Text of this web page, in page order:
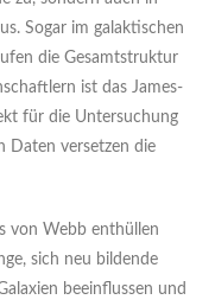
Sogar im galaktischen
die Gesamtstruktur
ist das James-
für die Untersuchung
Daten versetzen die
von Webb enthüllen
sich neu bildende
beeinflussen und